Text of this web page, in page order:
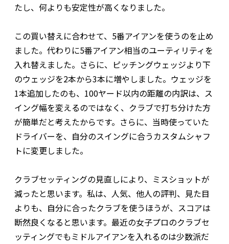
たし、何よりも安定性が高くなりました。
この買い替えに合わせて、5番アイアンを使うのを止め
ました。代わりに5番アイアン相当のユーティリティを
入れ替えました。さらに、ピッチングウェッジより下
のウェッジを2本から3本に増やしました。ウェッジを
1本追加したのも、100ヤード以内の距離の内訳は、ス
イング幅を変えるのではなく、クラブで打ち分けた方
が簡単だと考えたからです。さらに、当時使っていた
ドライバーを、自分のスイングに合うカスタムシャフ
トに変更しました。
クラブセッティングの見直しにより、ミスショットが
減ったと思います。私は、人気、他人の評判、見た目
よりも、自分に合ったクラブを使うほうが、スコアは
断然良くなると思います。最近の女子プロのクラブセ
ッティングでもミドルアイアンを入れるのは少数派だ